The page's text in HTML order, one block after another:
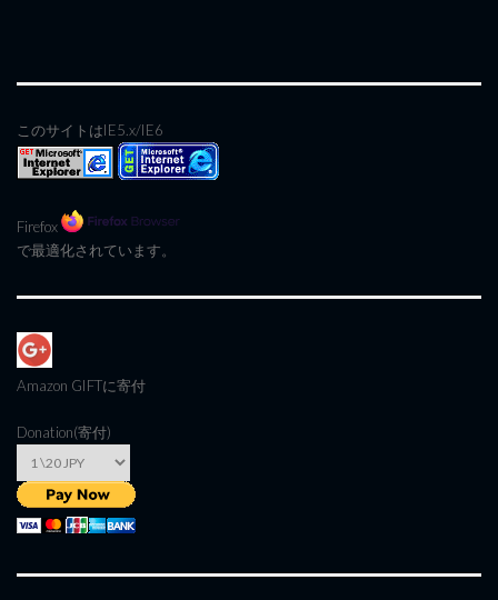
このサイトはIE5.x/IE6
Firefox
で最適化されています。
Amazon GIFTに寄付
Donation(寄付)